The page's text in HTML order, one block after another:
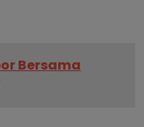
Bersama